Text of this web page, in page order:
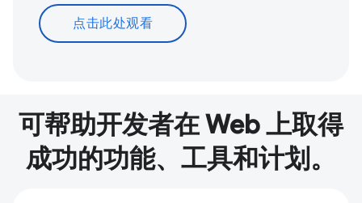
点击此处观看
可帮助开发者在 Web 上取得
成功的功能、工具和计划。